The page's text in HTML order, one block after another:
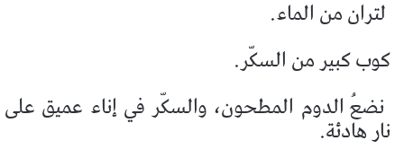
لتران من الماء.
كوب كبير من السكّر.
نضعُ الدوم المطحون، والسكّر في إناء عميق على
نار هادئة.